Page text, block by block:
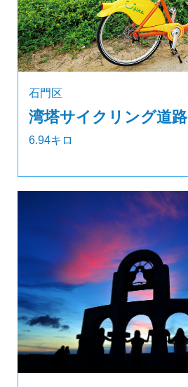
石門区
湾塔サイクリング道路
6.94キロ